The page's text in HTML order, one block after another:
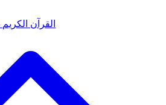
Qurani Kərim - القرآن الكريم